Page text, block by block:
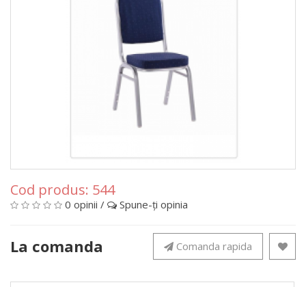
Cod produs: 544
0 opinii / Spune-ţi opinia
La comanda Comanda rapida